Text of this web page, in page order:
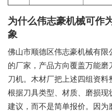
为什么伟志豪机械可作
象
佛山市顺德区伟志豪机械有
的厂家，产品方向覆盖万能
刀机。木材厂把上述四组资
根据刀具类型、材质、磨损现
建议，而不是简单报价。因